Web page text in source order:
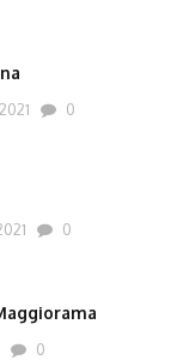
0
0
0